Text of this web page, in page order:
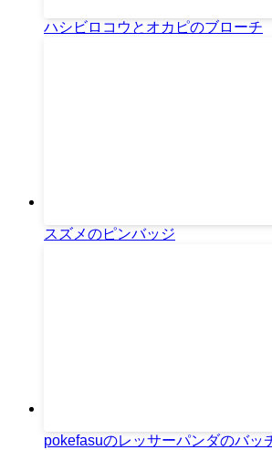
ハシビロコウとオカピのブローチ
スズメのピンバッジ
pokefasuのレッサーパンダのバッ